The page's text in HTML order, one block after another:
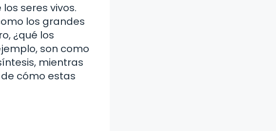
seres vivos.
los grandes
¿qué los
son como
mientras
cómo estas